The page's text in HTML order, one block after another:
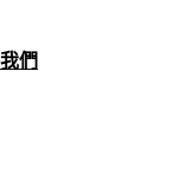
們